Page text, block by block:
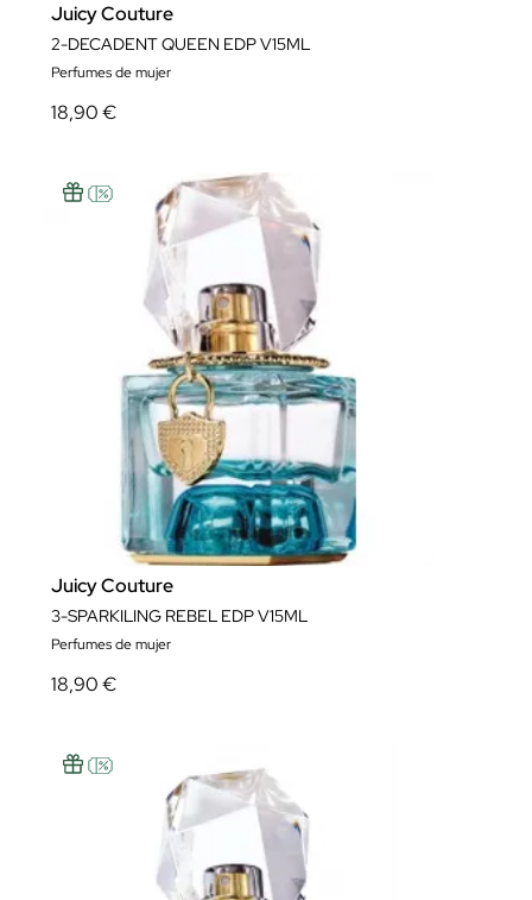
Juicy Couture
2-DECADENT QUEEN EDP V15ML
Perfumes de mujer
18,90 €
Juicy Couture
3-SPARKILING REBEL EDP V15ML
Perfumes de mujer
18,90 €